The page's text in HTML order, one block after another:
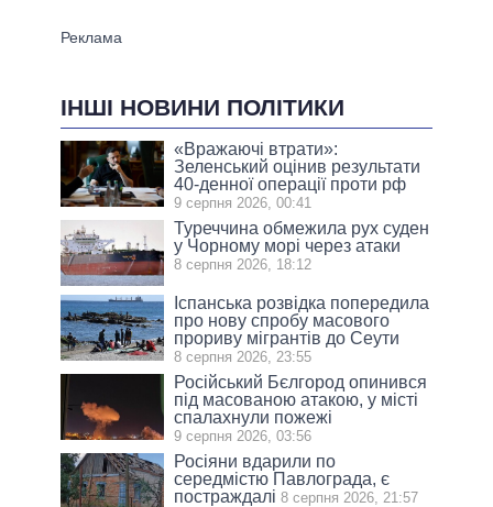
ІНШІ НОВИНИ ПОЛІТИКИ
«Вражаючі втрати»:
Зеленський оцінив результати
40-денної операції проти рф
9 серпня 2026, 00:41
Туреччина обмежила рух суден
у Чорному морі через атаки
8 серпня 2026, 18:12
Іспанська розвідка попередила
про нову спробу масового
прориву мігрантів до Сеути
8 серпня 2026, 23:55
Російський Бєлгород опинився
під масованою атакою, у місті
спалахнули пожежі
9 серпня 2026, 03:56
Росіяни вдарили по
середмістю Павлограда, є
постраждалі 8 серпня 2026, 21:57